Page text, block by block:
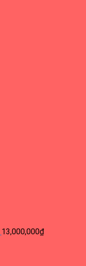
13,000,000₫